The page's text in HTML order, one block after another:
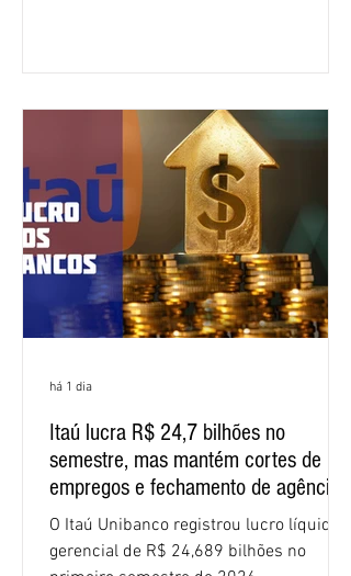
negociação encerrou a discussão das
cláusulas econômicas e sindicais da
minuta, e a representação dos
funcionários cobrou que o banco
apresente uma proposta c
Itaú lucra R$ 24,7 bilhões no
semestre, mas mantém cortes de
empregos e fechamento de agências
O Itaú Unibanco registrou lucro líquido
gerencial de R$ 24,689 bilhões no
há 1 dia